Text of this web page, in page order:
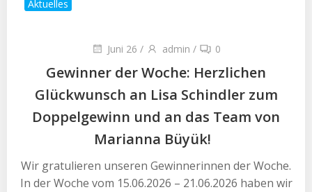
Aktuelles
Juni 26 / admin / 0
Gewinner der Woche: Herzlichen
Glückwunsch an Lisa Schindler zum
Doppelgewinn und an das Team von
Marianna Büyük!
Wir gratulieren unseren Gewinnerinnen der Woche.
In der Woche vom 15.06.2026 – 21.06.2026 haben wir